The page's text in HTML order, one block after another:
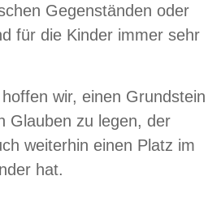
Gegenständen oder
für die Kinder immer sehr
wir, einen Grundstein
Glauben zu legen, der
weiterhin einen Platz im
hat.